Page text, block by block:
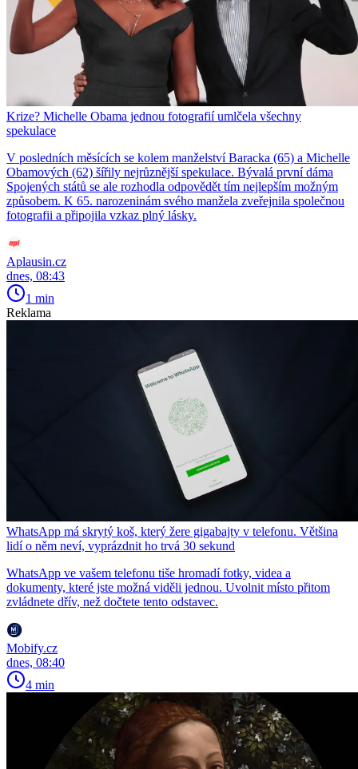
Krize? Michelle Obama jednou fotografií umlčela všechny
spekulace
V posledních měsících se kolem manželství Baracka (65) a Michelle
Obamových (62) šířily nejrůznější spekulace. Bývalá první dáma
Spojených států se ale rozhodla odpovědět tím nejlepším možným
způsobem. K 65. narozeninám svého manžela zveřejnila společnou
fotografii a připojila vzkaz plný lásky.
Aplausin.cz
dnes, 08:43
1 min
Reklama
WhatsApp má skrytý koš, který žere gigabajty v telefonu. Většina
lidí o něm neví, vyprázdnit ho trvá 30 sekund
WhatsApp ve vašem telefonu tiše hromadí fotky, videa a
dokumenty, které jste možná viděli jednou. Uvolnit místo přitom
zvládnete dřív, než dočtete tento odstavec.
Mobify.cz
dnes, 08:40
4 min